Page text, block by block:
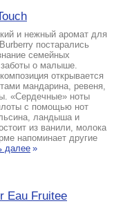
и нежный аромат для
постарались
семейных
заботы о малыше.
открывается
мандарина, ревеня,
«Сердечные» ноты
с помощью нот
ландыша и
из ванили, молока
напоминает другие
далее »
Eau Fruitee